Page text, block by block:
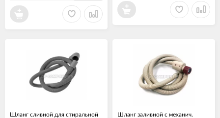
Шланг сливной для стиральной
Шланг заливной с механич.